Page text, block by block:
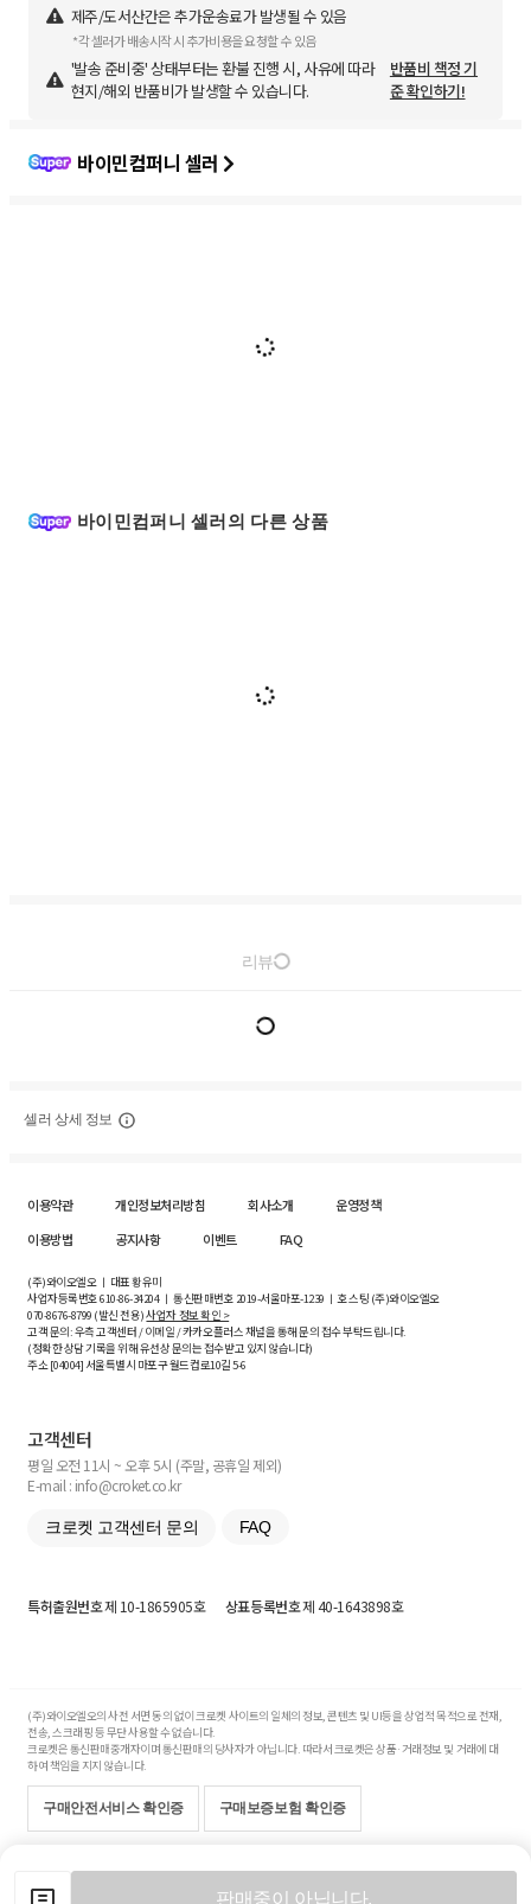
판매중이 아닙니다.
제주/도서산간은 추가운송료가 발생될 수 있음
*각 셀러가 배송시작 시 추가비용을 요청할 수 있음
'발송 준비중' 상태부터는 환불 진행 시, 사유에 따라
현지/해외 반품비가 발생할 수 있습니다.
반품비 책정 기
준 확인하기!
바이민컴퍼니 셀러
바이민컴퍼니 셀러의 다른 상품
리뷰
셀러 상세 정보
이용약관 개인정보처리방침 회사소개
운영정책
이용방법
공지사항 이벤트 FAQ
(주)와이오엘오 ㅣ 대표 황유미
사업자등록번호610-86-34204ㅣ 통신판매번호 2019-서울마포-1239 ㅣ 호스팅 (주)와이오엘오
070-8676-8799 (발신 전용)사업자 정보 확인 >
고객 문의: 우측 고객센터 / 이메일 / 카카오플러스 채널을 통해 문의 접수 부탁드립니다.
(정확한 상담 기록을 위해 유선상 문의는 접수받고 있지 않습니다)
주소 [04004] 서울특별시 마포구 월드컵로10길5-6
고객센터
평일 오전 11시 ~ 오후 5시 (주말, 공휴일 제외)
E-mail : info@croket.co.kr
크로켓 고객센터 문의 FAQ
특허출원번호제 10-1865905호 상표등록번호제 40-1643898호
(주)와이오엘오의 사전 서면 동의 없이 크로켓 사이트의 일체의 정보, 콘텐츠 및 UI등을 상업적 목적으로 전재,
전송, 스크래핑 등 무단 사용할 수 없습니다.
크로켓은 통신판매중개자이며 통신판매의 당사자가 아닙니다. 따라서 크로켓은 상품·거래정보 및 거래에 대
하여 책임을 지지 않습니다.
구매안전서비스 확인증 구매보증보험 확인증